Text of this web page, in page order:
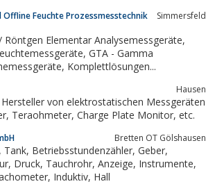
Feuchte Prozessmesstechnik
Simmersfeld
Röntgen Elementar Analysemessgeräte,
GTA - Gamma
Transmissions Aschemessgeräte, Komplettlösungen...
Hausen
von elektrostatischen Messgeräten
wie Elektrofeldmeter, Teraohmeter, Charge Plate Monitor, etc.
Bretten OT Gölshausen
Drehzahlmesser, Tachometer, Induktiv, Hall